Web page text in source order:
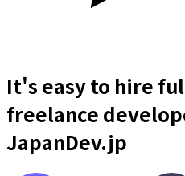
It's easy to hire
freelance
JapanDev.jp